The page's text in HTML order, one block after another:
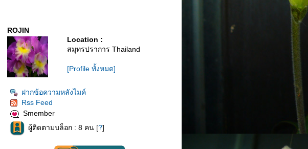
ROJIN
Location :
สมุทรปราการ Thailand
[Profile ทั้งหมด]
ฝากข้อความหลังไมค์
Rss Feed
Smember
ผู้ติดตามบล็อก : 8 คน [?]